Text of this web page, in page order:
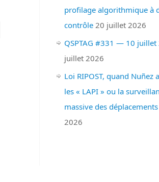
profilage algorithmique à
contrôle 20 juillet 2026
QSPTAG #331 — 10 juillet
juillet 2026
Loi RIPOST, quand Nuñez
les « LAPI » ou la
massive des déplacements
2026